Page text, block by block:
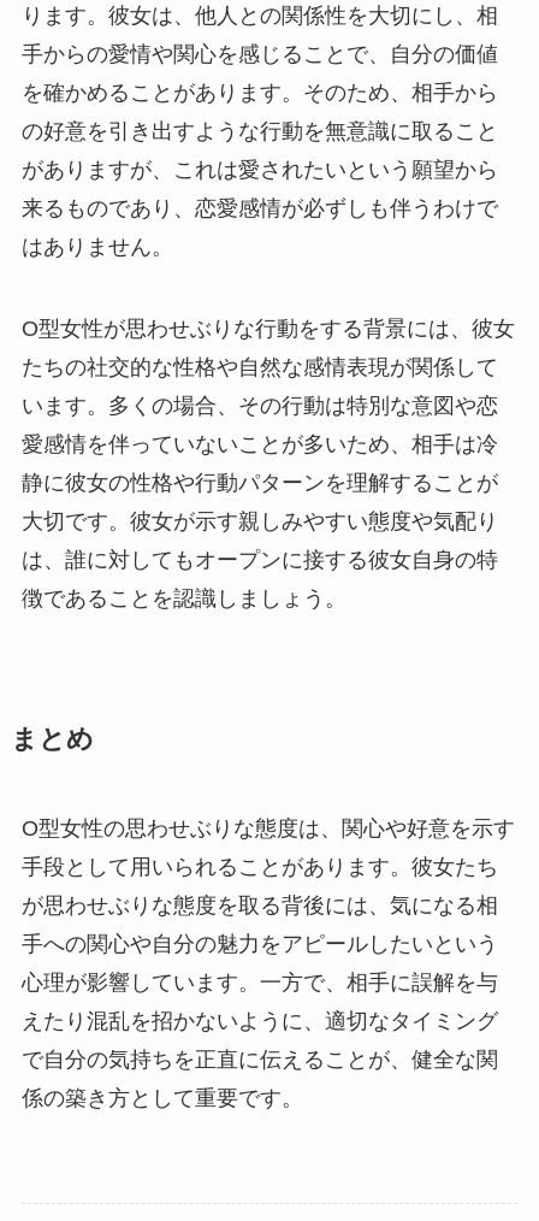
ります。彼女は、他人との関係性を大切にし、相
手からの愛情や関心を感じることで、自分の価値
を確かめることがあります。そのため、相手から
の好意を引き出すような行動を無意識に取ること
がありますが、これは愛されたいという願望から
来るものであり、恋愛感情が必ずしも伴うわけで
はありません。
O型女性が思わせぶりな行動をする背景には、彼女
たちの社交的な性格や自然な感情表現が関係して
います。多くの場合、その行動は特別な意図や恋
愛感情を伴っていないことが多いため、相手は冷
静に彼女の性格や行動パターンを理解することが
大切です。彼女が示す親しみやすい態度や気配り
は、誰に対してもオープンに接する彼女自身の特
徴であることを認識しましょう。
まとめ
O型女性の思わせぶりな態度は、関心や好意を示す
手段として用いられることがあります。彼女たち
が思わせぶりな態度を取る背後には、気になる相
手への関心や自分の魅力をアピールしたいという
心理が影響しています。一方で、相手に誤解を与
えたり混乱を招かないように、適切なタイミング
で自分の気持ちを正直に伝えることが、健全な関
係の築き方として重要です。